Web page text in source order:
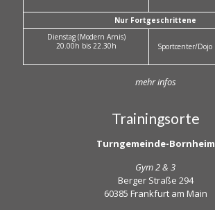
Nur Fortgeschrittene
Dienstag (Modern Arnis)
20.00h bis 22.30h
Sportcenter/Dojo
mehr infos
Trainingsorte
Turngemeinde-Bornheim
Gym 2 & 3
Berger Straße 294
60385 Frankfurt am Main